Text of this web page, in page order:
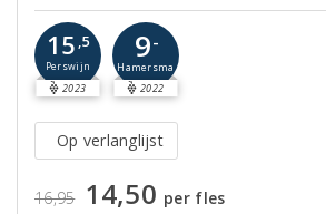
15 ,5
Perswijn
2023
9-
Hamersma
2022
Op verlanglijst
16,95 14,50 per fles